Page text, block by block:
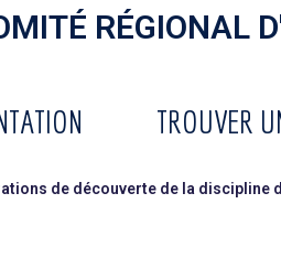
RÉGIONAL
TROUVER
de découverte de la discipline